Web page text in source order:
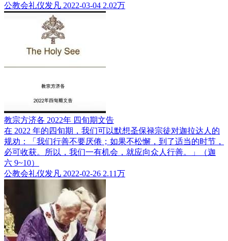
公教会礼仪发凡 2022-03-04 2.02万
教宗方济各 2022年 四旬期文告
在 2022 年的四旬期，我们可以默想圣保禄宗徒对迦拉达人的
规劝：「我们行善不要厌倦；如果不松懈，到了适当的时节，
必可收获。所以，我们一有机会，就应向众人行善。」（迦
六 9~10）
公教会礼仪发凡 2022-02-26 2.11万